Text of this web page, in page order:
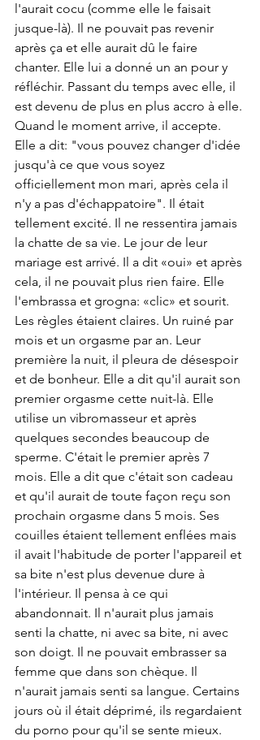
l'aurait cocu (comme elle le faisait
jusque-là). Il ne pouvait pas revenir
après ça et elle aurait dû le faire
chanter. Elle lui a donné un an pour y
réfléchir. Passant du temps avec elle, il
est devenu de plus en plus accro à elle.
Quand le moment arrive, il accepte.
Elle a dit: "vous pouvez changer d'idée
jusqu'à ce que vous soyez
officiellement mon mari, après cela il
n'y a pas d'échappatoire". Il était
tellement excité. Il ne ressentira jamais
la chatte de sa vie. Le jour de leur
mariage est arrivé. Il a dit «oui» et après
cela, il ne pouvait plus rien faire. Elle
l'embrassa et grogna: «clic» et sourit.
Les règles étaient claires. Un ruiné par
mois et un orgasme par an. Leur
première la nuit, il pleura de désespoir
et de bonheur. Elle a dit qu'il aurait son
premier orgasme cette nuit-là. Elle
utilise un vibromasseur et après
quelques secondes beaucoup de
sperme. C'était le premier après 7
mois. Elle a dit que c'était son cadeau
et qu'il aurait de toute façon reçu son
prochain orgasme dans 5 mois. Ses
couilles étaient tellement enflées mais
il avait l'habitude de porter l'appareil et
sa bite n'est plus devenue dure à
l'intérieur. Il pensa à ce qui
abandonnait. Il n'aurait plus jamais
senti la chatte, ni avec sa bite, ni avec
son doigt. Il ne pouvait embrasser sa
femme que dans son chèque. Il
n'aurait jamais senti sa langue. Certains
jours où il était déprimé, ils regardaient
du porno pour qu'il se sente mieux.